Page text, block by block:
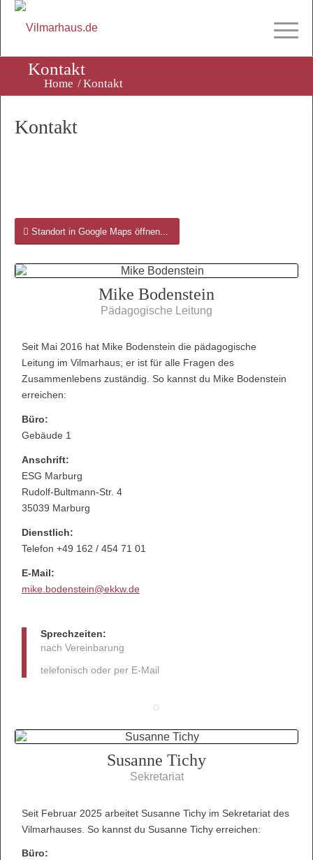
Kontakt
Home /Kontakt
Kontakt
Standort in Google Maps öffnen...
Mike Bodenstein
Pädagogische Leitung
Seit Mai 2016 hat Mike Bodenstein die pädagogische
Leitung im Vilmarhaus; er ist für alle Fragen des
Zusammenlebens zuständig. So kannst du Mike Bodenstein
erreichen:
Büro:
Gebäude 1
Anschrift:
ESG Marburg
Rudolf-Bultmann-Str. 4
35039 Marburg
Dienstlich:
Telefon +49 162 / 454 71 01
E-Mail:
mike.bodenstein@ekkw.de
Sprechzeiten:
nach Vereinbarung
telefonisch oder per E-Mail
Susanne Tichy
Sekretariat
Seit Februar 2025 arbeitet Susanne Tichy im Sekretariat des
Vilmarhauses. So kannst du Susanne Tichy erreichen:
Büro: